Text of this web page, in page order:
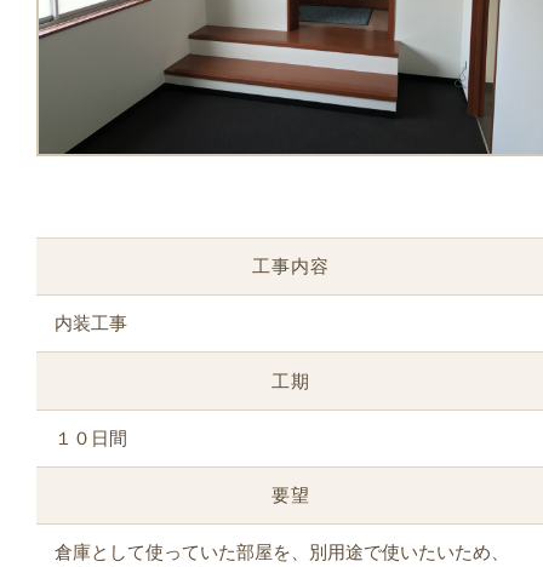
工事内容
内装工事
工期
１０日間
要望
倉庫として使っていた部屋を、別用途で使いたいため、